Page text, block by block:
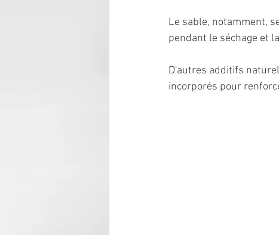
Le sable, notamment,
pendant le séchage et
D'autres additifs
incorporés pour